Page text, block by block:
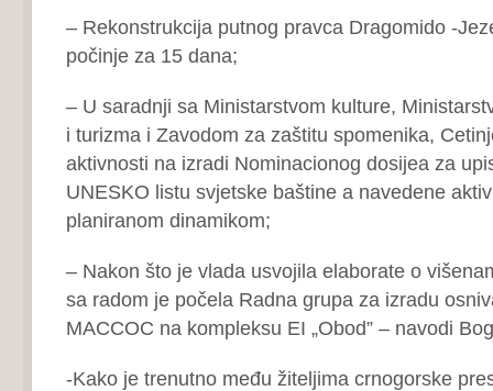
– Rekonstrukcija putnog pravca Dragomido -
počinje za 15 dana;
– U saradnji sa Ministarstvom kulture,
i turizma i Zavodom za zaštitu spomenika,
aktivnosti na izradi Nominacionog dosijea za
UNESKO listu svjetske baštine a navedene
planiranom dinamikom;
– Nakon što je vlada usvojila elaborate o
sa radom je počela Radna grupa za izradu
MACCOC na kompleksu EI „Obod” – navodi
-Kako je trenutno među žiteljima crnogorske